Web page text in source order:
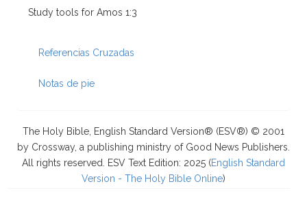
Study tools for Amos 1:3
Referencias Cruzadas
Notas de pie
The Holy Bible, English Standard Version® (ESV®) © 2001
by Crossway, a publishing ministry of Good News Publishers.
All rights reserved. ESV Text Edition: 2025 (English Standard
Version - The Holy Bible Online)